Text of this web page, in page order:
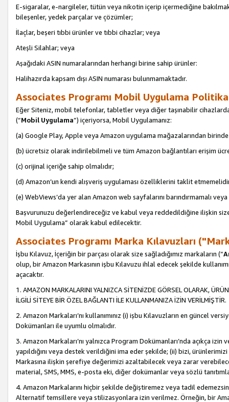
E-sigaralar, e-nargileler, tütün veya nikotin içerip içermediğine
bileşenler, yedek parçalar ve çözümler;
İlaçlar, beşeri tıbbi ürünler ve tıbbi cihazlar; veya
Ateşli Silahlar; veya
Aşağıdaki ASIN numaralarından herhangi birine sahip ürünler:
Halihazırda kapsam dışı ASIN numarası bulunmamaktadır.
Associates Programı Mobil Uygulama
Eğer Siteniz, mobil telefonlar, tabletler veya diğer taşınabilir
(“Mobil Uygulama”) içeriyorsa, Mobil Uygulamanız:
(a) Google Play, Apple veya Amazon uygulama mağazalarından birinde
(b) ücretsiz olarak indirilebilmeli ve tüm Amazon bağlantıları erişim
(c) orijinal içeriğe sahip olmalıdır;
(d) Amazon’un kendi alışveriş uygulaması özelliklerini taklit
(e) WebViews’da yer alan Amazon web sayfalarını barındırmamalı
Başvurunuzu değerlendireceğiz ve kabul veya reddedildiğine ilişkin
Mobil Uygulama” olarak kabul edilecektir.
Associates Programı Marka Kılavuzları
İşbu Kılavuz, İçeriğin bir parçası olarak size sağladığımız markaların (“
olup, bir Amazon Markasının işbu Kılavuzu ihlal edecek şekilde
açacaktır.
1. AMAZON MARKALARINI YALNIZCA SİTENİZDE GÖRSEL OLARAK,
İLGİLİ SİTEYE BİR ÖZEL BAĞLANTI İLE KULLANMANIZA İZİN VERİLMİŞTİR.
2. Amazon Markaları’nı kullanımınız (i) işbu Kılavuzların en güncel
Dokümanları ile uyumlu olmalıdır.
3. Amazon Markaları’nı yalnızca Program Dokümanları’nda açıkça
yapıldığını veya destek verildiğini ima eder şekilde; (ii) bizi,
Markasına ilişkin şerefiye değerimizi azaltabilecek veya zarar
material, SMS, MMS, e-posta eki, diğer dokümanlar veya sözlü
4. Amazon Markalarını hiçbir şekilde değiştiremez veya tadil
Alternatif temsillere veya stilizasyonlara izin verilmez. Örneğin, bir